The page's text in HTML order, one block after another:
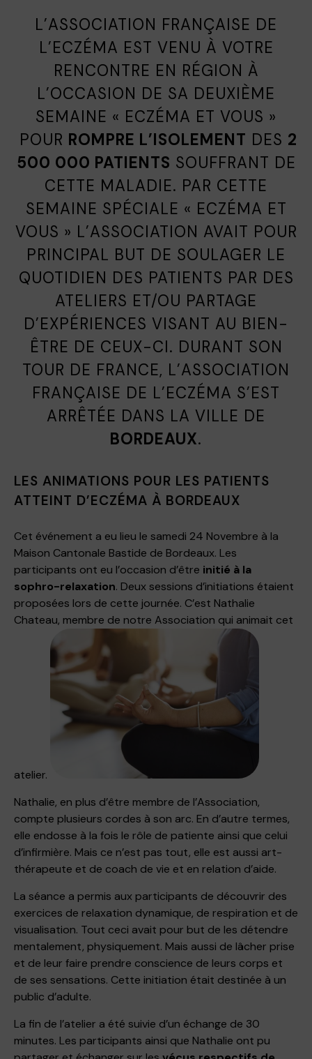
L’ASSOCIATION FRANÇAISE DE
L’ECZÉMA EST VENU À VOTRE
RENCONTRE EN RÉGION À
L’OCCASION DE SA DEUXIÈME
SEMAINE « ECZÉMA ET VOUS »
POUR ROMPRE L’ISOLEMENT DES 2
500 000 PATIENTS SOUFFRANT DE
CETTE MALADIE. PAR CETTE
SEMAINE SPÉCIALE « ECZÉMA ET
VOUS » L’ASSOCIATION AVAIT POUR
PRINCIPAL BUT DE SOULAGER LE
QUOTIDIEN DES PATIENTS PAR DES
ATELIERS ET/OU PARTAGE
D’EXPÉRIENCES VISANT AU BIEN-
ÊTRE DE CEUX-CI. DURANT SON
TOUR DE FRANCE, L’ASSOCIATION
FRANÇAISE DE L’ECZÉMA S’EST
ARRÊTÉE DANS LA VILLE DE
BORDEAUX.
LES ANIMATIONS POUR LES PATIENTS
ATTEINT D’ECZÉMA À BORDEAUX
Cet événement a eu lieu le samedi 24 Novembre à la
Maison Cantonale Bastide de Bordeaux. Les
participants ont eu l’occasion d’être initié à la
sophro-relaxation. Deux sessions d’initiations étaient
proposées lors de cette journée. C’est Nathalie
Chateau, membre de notre Association qui animait cet
atelier.
Nathalie, en plus d’être membre de l’Association,
compte plusieurs cordes à son arc. En d’autre termes,
elle endosse à la fois le rôle de patiente ainsi que celui
d’infirmière. Mais ce n’est pas tout, elle est aussi art-
thérapeute et de coach de vie et en relation d’aide.
La séance a permis aux participants de découvrir des
exercices de relaxation dynamique, de respiration et de
visualisation. Tout ceci avait pour but de les détendre
mentalement, physiquement. Mais aussi de lâcher prise
et de leur faire prendre conscience de leurs corps et
de ses sensations. Cette initiation était destinée à un
public d’adulte.
La fin de l’atelier a été suivie d’un échange de 30
minutes. Les participants ainsi que Nathalie ont pu